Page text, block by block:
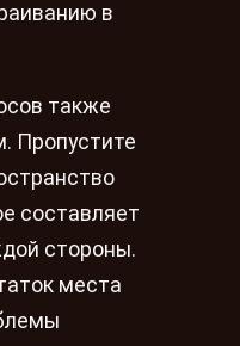
в
также
Пропустите
составляет
стороны.
места